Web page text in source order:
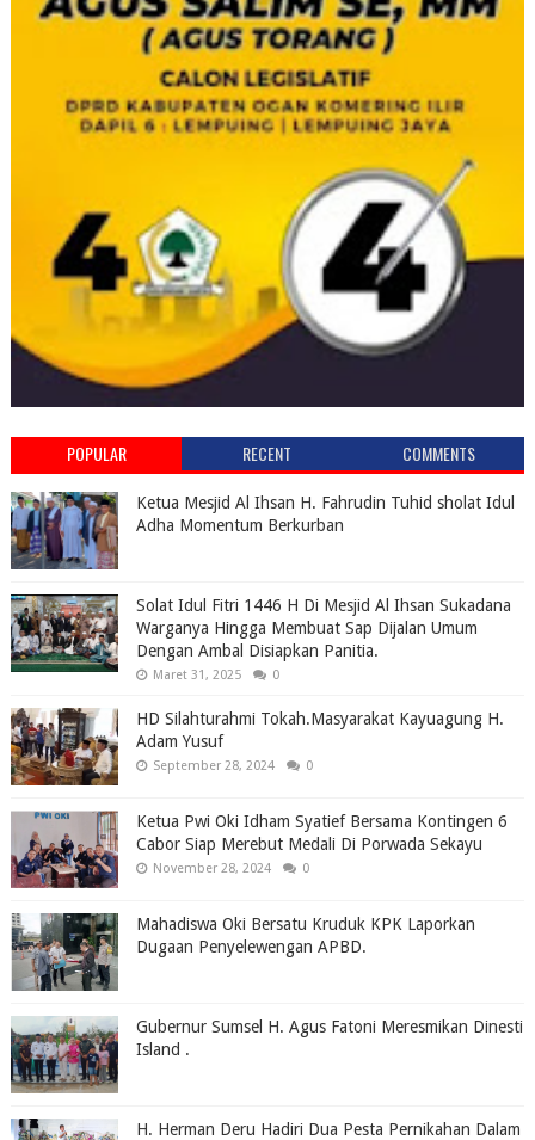
POPULAR RECENT COMMENTS
Ketua Mesjid Al Ihsan H. Fahrudin Tuhid sholat Idul
Adha Momentum Berkurban
Solat Idul Fitri 1446 H Di Mesjid Al Ihsan Sukadana
Warganya Hingga Membuat Sap Dijalan Umum
Dengan Ambal Disiapkan Panitia.
Maret 31, 2025 0
HD Silahturahmi Tokah.Masyarakat Kayuagung H.
Adam Yusuf
September 28, 2024 0
Ketua Pwi Oki Idham Syatief Bersama Kontingen 6
Cabor Siap Merebut Medali Di Porwada Sekayu
November 28, 2024 0
Mahadiswa Oki Bersatu Kruduk KPK Laporkan
Dugaan Penyelewengan APBD.
Gubernur Sumsel H. Agus Fatoni Meresmikan Dinesti
Island .
H. Herman Deru Hadiri Dua Pesta Pernikahan Dalam